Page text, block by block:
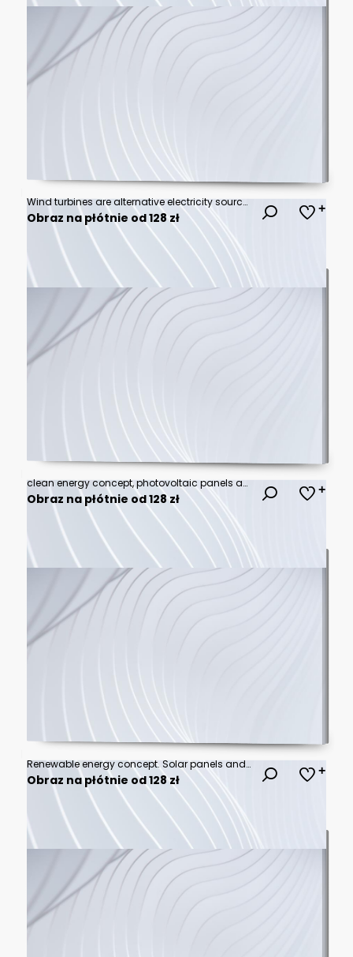
Wind turbines are alternative electricity sources, the concept of sustainable resources, People in the community with wind generators turbines, Renewable energy
Obraz na płótnie od 128 zł
clean energy concept, photovoltaic panels and wind turbines in the light of the rising sun
Obraz na płótnie od 128 zł
Renewable energy concept. Solar panels and wind generators with cloudy sky in the background. 3D rendering.
Obraz na płótnie od 128 zł